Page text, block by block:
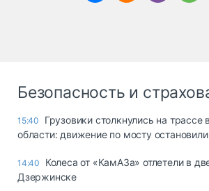
Безопасность и
15:40
Грузовики столкнулись на
области: движение по мосту
14:40
Колеса от «КамАЗа» отлетели в
Дзержинске